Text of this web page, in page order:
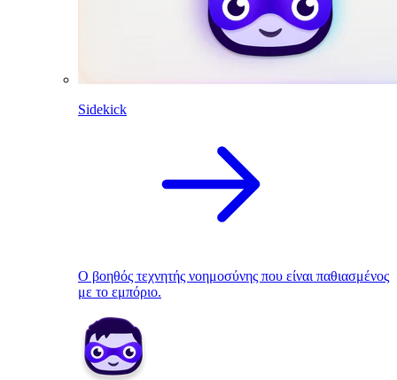
Sidekick
Ο βοηθός τεχνητής νοημοσύνης που είναι παθιασμένος
με το εμπόριο.